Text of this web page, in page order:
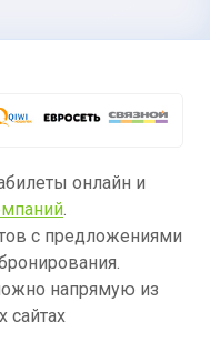
онлайн и
.
с предложениями
напрямую из
сайтах